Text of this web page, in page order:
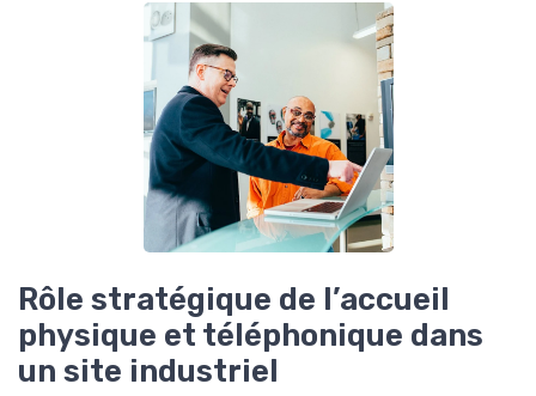
Rôle stratégique de l’accueil
physique et téléphonique dans
un site industriel